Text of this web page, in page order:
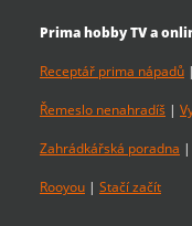
Prima hobby TV a
Receptář prima nápadů |
Řemeslo nenahradíš |
Zahrádkářská poradna |
Rooyou | Stačí začít